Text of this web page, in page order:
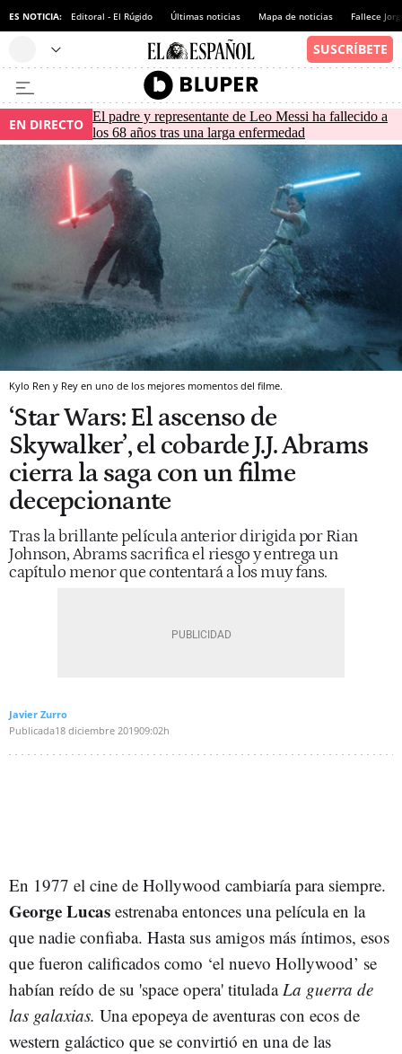
ES NOTICIA: Editoral - El Rúgido Últimas noticias Mapa de noticias Fallece
EN DIRECTO El padre y representante de Leo Messi ha fallecido a
los 68 años tras una larga enfermedad
Kylo Ren y Rey en uno de los mejores momentos del filme.
‘Star Wars: El ascenso de
Skywalker’, el cobarde J.J. Abrams
cierra la saga con un filme
decepcionante
Tras la brillante película anterior dirigida por Rian
Johnson, Abrams sacrifica el riesgo y entrega un
capítulo menor que contentará a los muy fans.
Javier Zurro
Publicada18 diciembre 201909:02h
En 1977 el cine de Hollywood cambiaría para siempre.
George Lucas estrenaba entonces una película en la
que nadie confiaba. Hasta sus amigos más íntimos, esos
que fueron calificados como ‘el nuevo Hollywood’ se
habían reído de su 'space opera' tituladaLa guerra de
las galaxias. Una epopeya de aventuras con ecos de
western galáctico que se convirtió en una de las